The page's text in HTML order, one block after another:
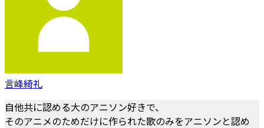
言峰綺礼
自他共に認める大のアニソン好きで、
そのアニメのためだけに作られた歌のみをアニソンと認め